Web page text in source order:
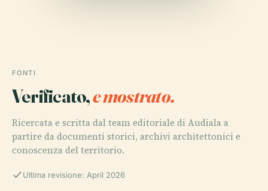
FONTI
Verificato,e mostrato.
Ricercata e scritta dal team editoriale di Audiala a
partire da documenti storici, archivi architettonici e
conoscenza del territorio.
Ultima revisione: April 2026